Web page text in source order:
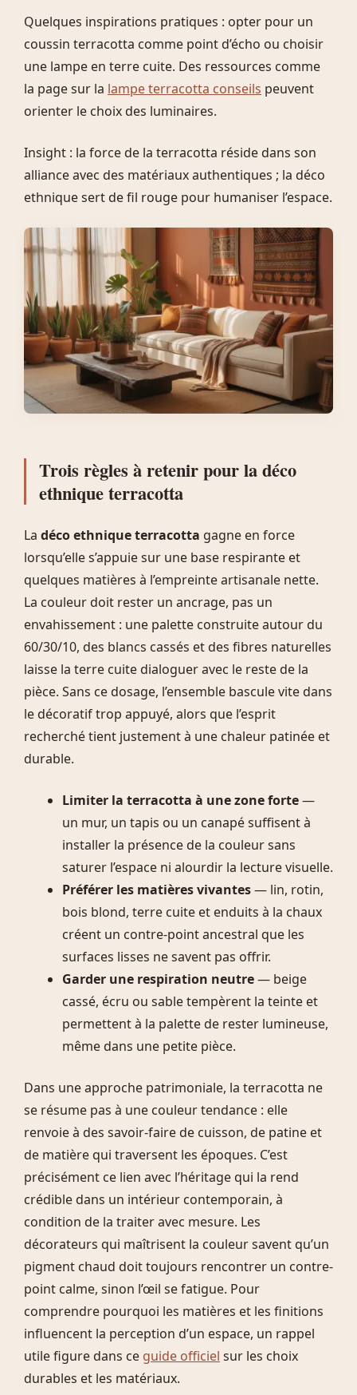
Quelques inspirations pratiques : opter pour un
coussin terracotta comme point d’écho ou choisir
une lampe en terre cuite. Des ressources comme
la page sur la lampe terracotta conseils peuvent
orienter le choix des luminaires.
Insight : la force de la terracotta réside dans son
alliance avec des matériaux authentiques ; la déco
ethnique sert de fil rouge pour humaniser l’espace.
Trois règles à retenir pour la déco
ethnique terracotta
La déco ethnique terracotta gagne en force
lorsqu’elle s’appuie sur une base respirante et
quelques matières à l’empreinte artisanale nette.
La couleur doit rester un ancrage, pas un
envahissement : une palette construite autour du
60/30/10, des blancs cassés et des fibres naturelles
laisse la terre cuite dialoguer avec le reste de la
pièce. Sans ce dosage, l’ensemble bascule vite dans
le décoratif trop appuyé, alors que l’esprit
recherché tient justement à une chaleur patinée et
durable.
Limiter la terracotta à une zone forte—
un mur, un tapis ou un canapé suffisent à
installer la présence de la couleur sans
saturer l’espace ni alourdir la lecture visuelle.
Préférer les matières vivantes— lin, rotin,
bois blond, terre cuite et enduits à la chaux
créent un contre-point ancestral que les
surfaces lisses ne savent pas offrir.
Garder une respiration neutre— beige
cassé, écru ou sable tempèrent la teinte et
permettent à la palette de rester lumineuse,
même dans une petite pièce.
Dans une approche patrimoniale, la terracotta ne
se résume pas à une couleur tendance : elle
renvoie à des savoir-faire de cuisson, de patine et
de matière qui traversent les époques. C’est
précisément ce lien avec l’héritage qui la rend
crédible dans un intérieur contemporain, à
condition de la traiter avec mesure. Les
décorateurs qui maîtrisent la couleur savent qu’un
pigment chaud doit toujours rencontrer un contre-
point calme, sinon l’œil se fatigue. Pour
comprendre pourquoi les matières et les finitions
influencent la perception d’un espace, un rappel
utile figure dans ce guide officiel sur les choix
durables et les matériaux.